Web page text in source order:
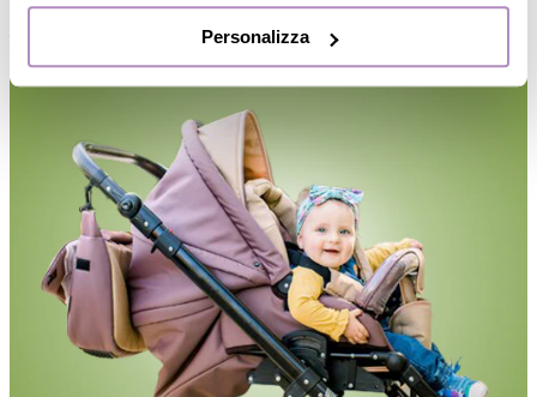
Personalizza